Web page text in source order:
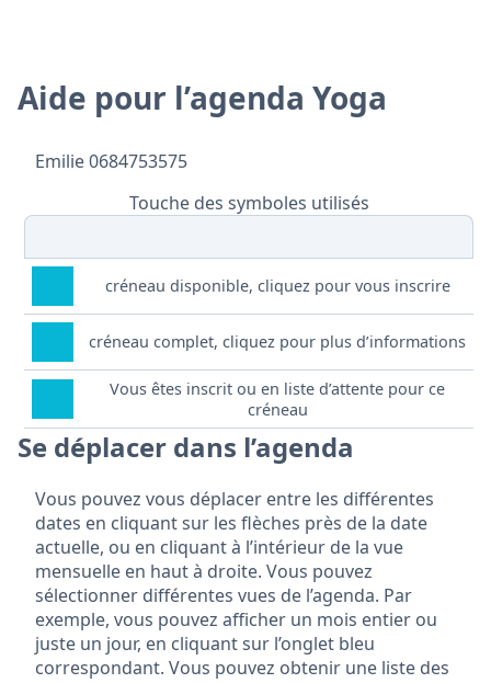
Aide pour l’agenda Yoga
Emilie 0684753575
Touche des symboles utilisés
créneau disponible, cliquez pour vous inscrire
créneau complet, cliquez pour plus d’informations
Vous êtes inscrit ou en liste d’attente pour ce
créneau
Se déplacer dans l’agenda
Vous pouvez vous déplacer entre les différentes
dates en cliquant sur les flèches près de la date
actuelle, ou en cliquant à l’intérieur de la vue
mensuelle en haut à droite. Vous pouvez
sélectionner différentes vues de l’agenda. Par
exemple, vous pouvez afficher un mois entier ou
juste un jour, en cliquant sur l’onglet bleu
correspondant. Vous pouvez obtenir une liste des